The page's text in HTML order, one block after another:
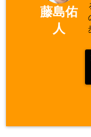
藤島佑
人